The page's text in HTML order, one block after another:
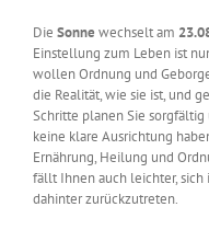
Die Sonne wechselt am
Einstellung zum Leben ist
wollen Ordnung und
die Realität, wie sie ist, und
Schritte planen Sie
keine klare Ausrichtung
Ernährung, Heilung und
fällt Ihnen auch leichter,
dahinter zurückzutreten.